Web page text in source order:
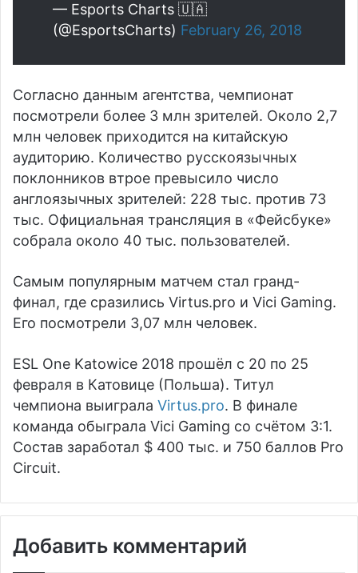
— Esports Charts 🇺🇦
(@EsportsCharts) February 26, 2018
Согласно данным агентства, чемпионат
посмотрели более 3 млн зрителей. Около 2,7
млн человек приходится на китайскую
аудиторию. Количество русскоязычных
поклонников втрое превысило число
англоязычных зрителей: 228 тыс. против 73
тыс. Официальная трансляция в «Фейсбуке»
собрала около 40 тыс. пользователей.
Самым популярным матчем стал гранд-
финал, где сразились Virtus.pro и Vici Gaming.
Его посмотрели 3,07 млн человек.
ESL One Katowice 2018 прошёл с 20 по 25
февраля в Катовице (Польша). Титул
чемпиона выиграла Virtus.pro. В финале
команда обыграла Vici Gaming со счётом 3:1.
Состав заработал $ 400 тыс. и 750 баллов Pro
Circuit.
Добавить комментарий